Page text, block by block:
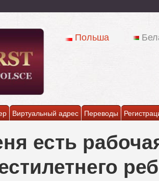
Польша
Виртуальный адрес Переводы
есть